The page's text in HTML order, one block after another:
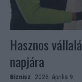
Hasznos
napjára
Biznisz 2026. április 9.